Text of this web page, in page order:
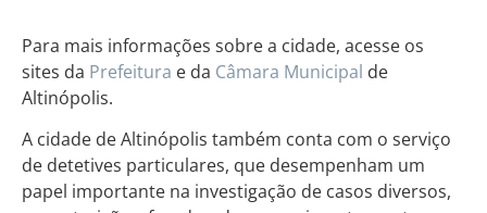
Para mais informações sobre a cidade, acesse os
sites da Prefeitura e da Câmara Municipal de
Altinópolis.
A cidade de Altinópolis também conta com o serviço
de detetives particulares, que desempenham um
papel importante na investigação de casos diversos,